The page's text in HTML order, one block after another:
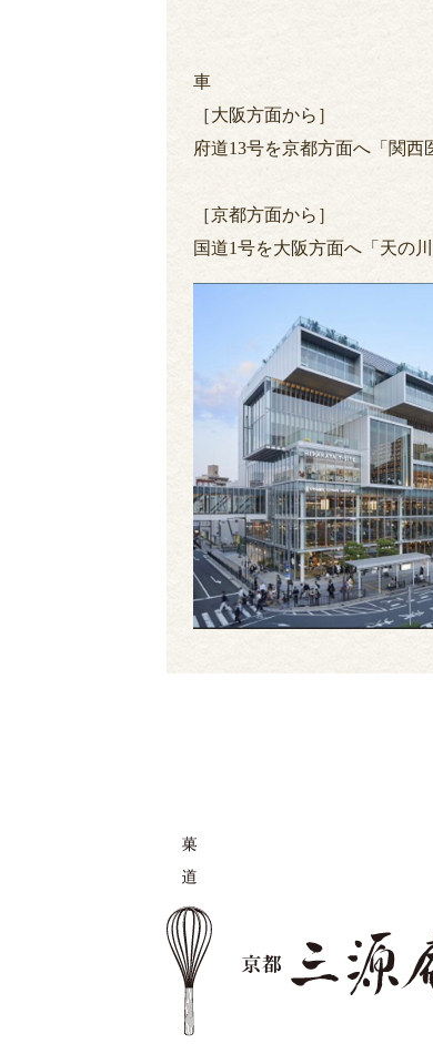
車
［大阪方面から］
府道13号を京都方面へ「関
［京都方面から］
国道1号を大阪方面へ「天の